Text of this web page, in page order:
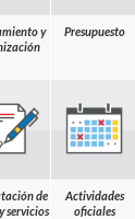
y
Presupuesto
de
servicios
Actividades
oficiales